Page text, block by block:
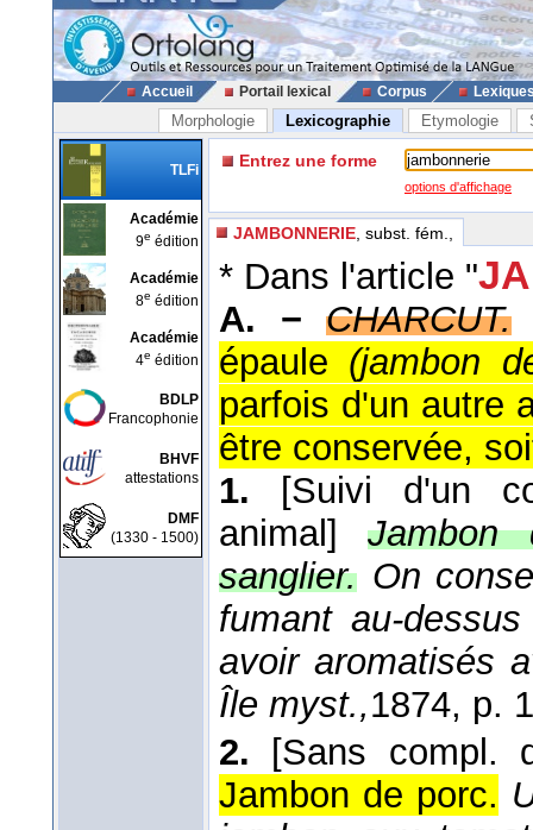
Accueil Portail lexical Corpus
Morphologie Lexicographie Etymologie
TLFi
Académie
9e édition
Académie
8e édition
Académie
4e édition
BDLP
Francophonie
BHVF
attestations
DMF
(1330 - 1500)
Entrez une forme
options d'affichage
JAMBONNERIE , subst. fém.,
* Dans l'article "
A. −
CHARCUT.
épaule (jambon
parfois d'un autre
être conservée,
1.
[Suivi d'un
animal]
sanglier. On
fumant au-
avoir aromatisés
Île myst.,1874, p.
2.
[Sans compl.
Jambon de porc.